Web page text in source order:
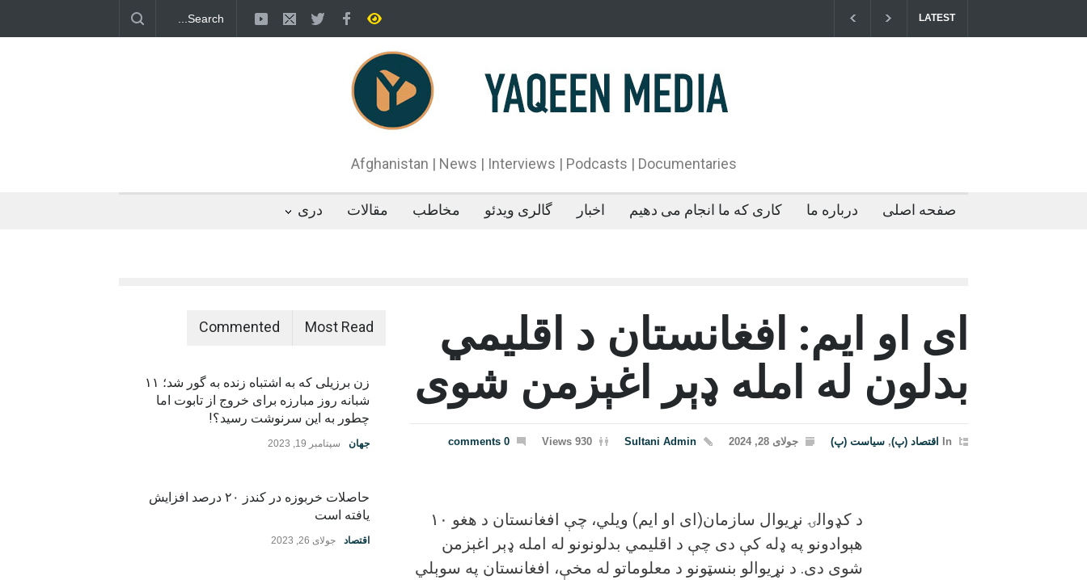
LATEST
پدیده‌ای عجیب در قطب جنوب؛ پنگوئنی که هزاران بار در روز
می‌خوابد
محمدباقر قالیباف، رئیس مجلس ایران، با انتقاد تند از سیاست‌های
دونالد ترمپ اعلام کرد که واشنگتن تلاش دارد با «محاصره و نقض
آتش‌بس»، روند گفتگوها را از مسیر مذاکره به سمت تسلیم سوق
Afghanistan | News | Interviews | Podcasts | Documentaries
صفحه اصلی درباره ما کاری که ما انجام می دهیم اخبار گالری ویدئو مخاطب مقالات دری
ای او ایم: افغانستان د اقلیمي
بدلون له امله ډېر اغېزمن شوی
In اقتصاد (پ), سیاست (پ) جولای 28, 2024 Sultani Admin
930 Views
0 comments
د کډوالۍ نړیوال سازمان(ای او ایم) ویلي، چې افغانستان د هغو ۱۰
هېوادونو په ډله کې دی چې د اقلیمي بدلونونو له امله ډېر اغېزمن
شوی دی. د نړیوالو بنسټونو د معلوماتو له مخې، افغانستان په سوېلي
Most Read
Commented
زن برزیلی که به اشتباه زنده به گور شد؛ ۱۱
شبانه روز مبارزه برای خروج از تابوت اما
چطور به این سرنوشت رسید؟!
جهان سپتامبر 19, 2023
حاصلات خربوزه در کندز ۲۰ درصد افزایش
یافته است
اقتصاد جولای 26, 2023